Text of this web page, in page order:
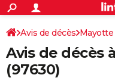
ACTUALITÉS
Politique
Société
Faits Divers
Education
Monde
Villes
+
SPORT
Coupe du monde 2026
Football
Tennis
Cyclisme
Rugby
Forum
Avis de décès Mayotte
Avis de décès
(97630)